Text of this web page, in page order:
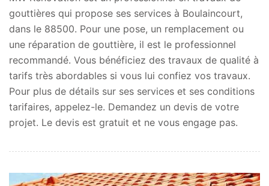
gouttières qui propose ses services à Boulaincourt,
dans le 88500. Pour une pose, un remplacement ou
une réparation de gouttière, il est le professionnel
recommandé. Vous bénéficiez des travaux de qualité à
tarifs très abordables si vous lui confiez vos travaux.
Pour plus de détails sur ses services et ses conditions
tarifaires, appelez-le. Demandez un devis de votre
projet. Le devis est gratuit et ne vous engage pas.